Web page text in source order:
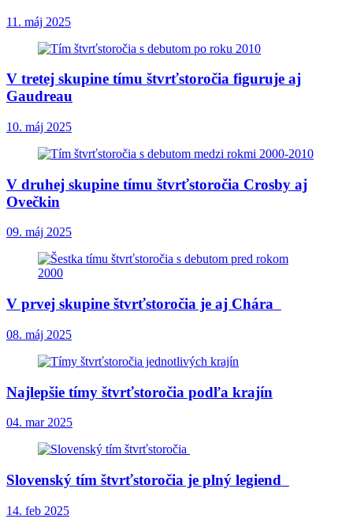
11. máj 2025
V tretej skupine tímu štvrťstoročia figuruje aj
Gaudreau
10. máj 2025
V druhej skupine tímu štvrťstoročia Crosby aj
Ovečkin
09. máj 2025
V prvej skupine štvrťstoročia je aj Chára
08. máj 2025
Najlepšie tímy štvrťstoročia podľa krajín
04. mar 2025
Slovenský tím štvrťstoročia je plný legiend
14. feb 2025